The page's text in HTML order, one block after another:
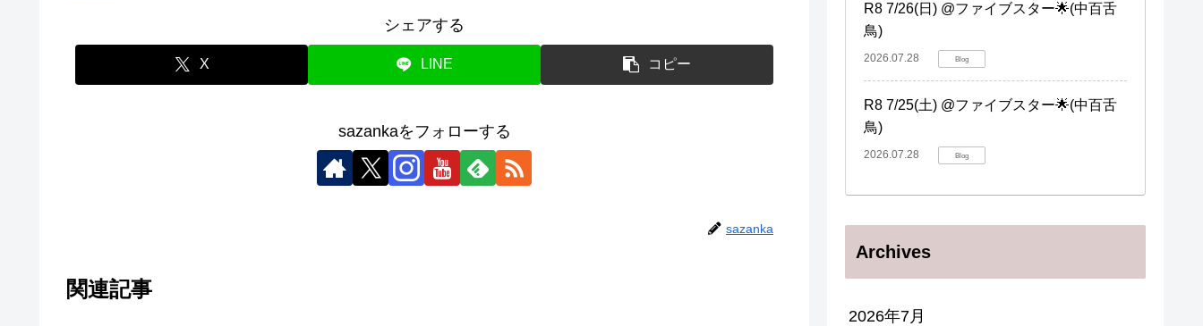
シェアする
X LINE コピー
sazankaをフォローする
sazanka
関連記事
R8 7/26(日) @ファイブスター🌟(中百舌
鳥)
2026.07.28 Blog
R8 7/25(土) @ファイブスター🌟(中百舌
鳥)
2026.07.28 Blog
Archives
2026年7月